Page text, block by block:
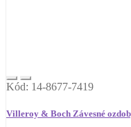
Kód: 14-8677-7419
Villeroy & Boch Závesné